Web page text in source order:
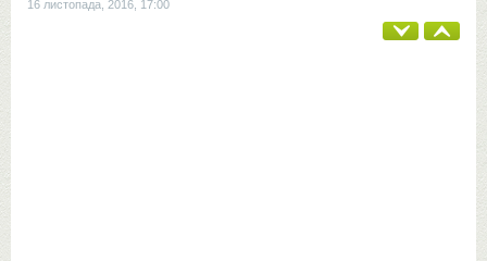
16 листопада, 2016, 17:00